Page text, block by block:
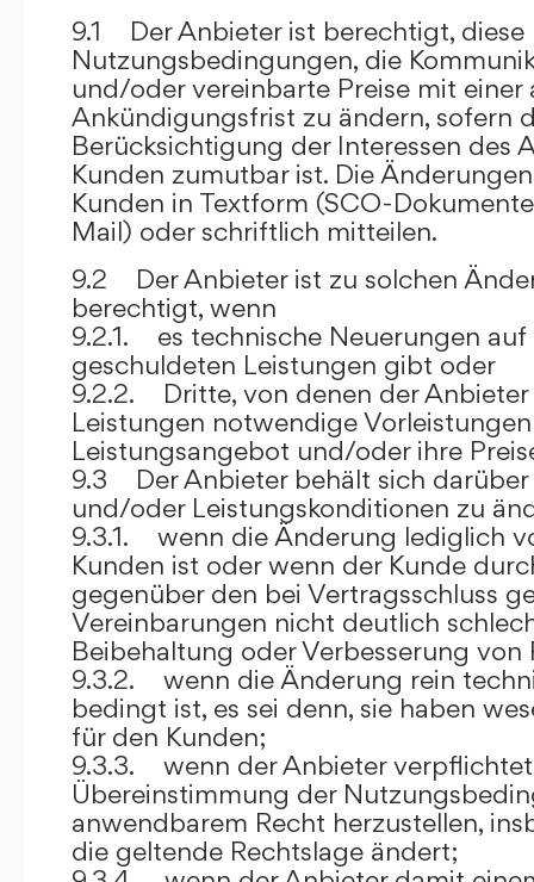
9.1 Der Anbieter ist berechtigt, diese
Nutzungsbedingungen, die
und/oder vereinbarte Preise mit einer
Ankündigungsfrist zu ändern, sofern
Berücksichtigung der Interessen des
Kunden zumutbar ist. Die
Kunden in Textform (SCO-
Mail) oder schriftlich mitteilen.
9.2 Der Anbieter ist zu solchen
berechtigt, wenn
9.2.1. es technische Neuerungen
geschuldeten Leistungen gibt oder
9.2.2. Dritte, von denen der Anbieter
Leistungen notwendige
Leistungsangebot und/oder ihre
9.3 Der Anbieter behält sich darüber
und/oder Leistungskonditionen zu
9.3.1. wenn die Änderung lediglich
Kunden ist oder wenn der Kunde
gegenüber den bei Vertragsschluss
Vereinbarungen nicht deutlich
Beibehaltung oder Verbesserung
9.3.2. wenn die Änderung rein
bedingt ist, es sei denn, sie haben
für den Kunden;
9.3.3. wenn der Anbieter verpflichtet
Übereinstimmung der
anwendbarem Recht herzustellen,
die geltende Rechtslage ändert;